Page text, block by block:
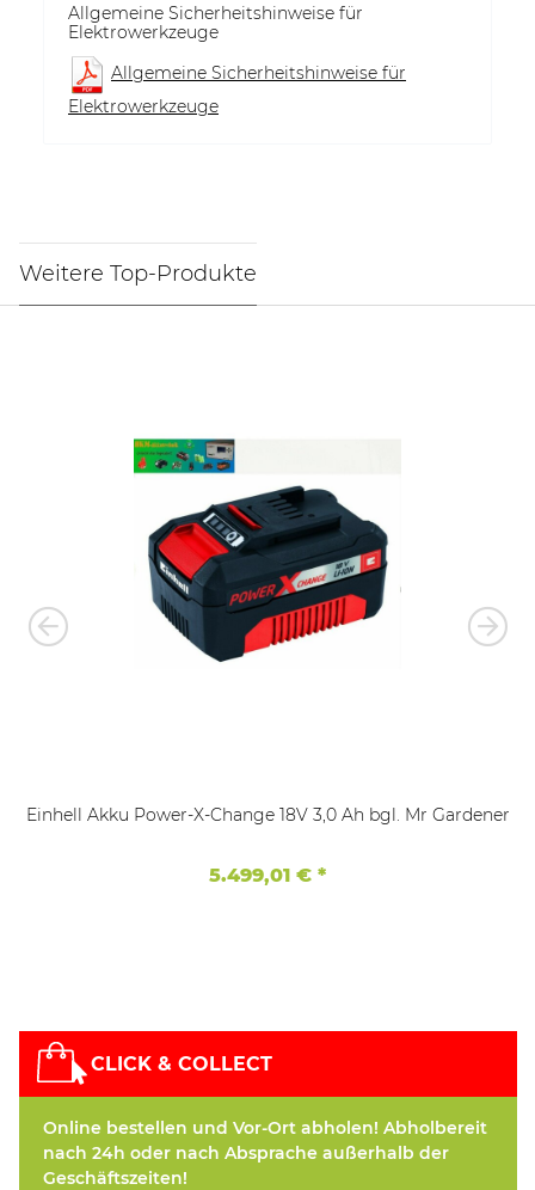
Allgemeine Sicherheitshinweise für
Elektrowerkzeuge
Allgemeine Sicherheitshinweise für
Elektrowerkzeuge
Weitere Top-Produkte
Einhell Akku Power-X-Change 18V 3,0 Ah bgl. Mr Gardener
5.499,01 € *
CLICK & COLLECT
Online bestellen und Vor-Ort abholen! Abholbereit
nach 24h oder nach Absprache außerhalb der
Geschäftszeiten!